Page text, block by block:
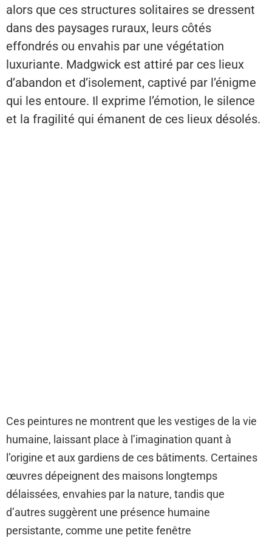
alors que ces structures solitaires se dressent
dans des paysages ruraux, leurs côtés
effondrés ou envahis par une végétation
luxuriante. Madgwick est attiré par ces lieux
d’abandon et d’isolement, captivé par l’énigme
qui les entoure. Il exprime l’émotion, le silence
et la fragilité qui émanent de ces lieux désolés.
Ces peintures ne montrent que les vestiges de la vie
humaine, laissant place à l’imagination quant à
l’origine et aux gardiens de ces bâtiments. Certaines
œuvres dépeignent des maisons longtemps
délaissées, envahies par la nature, tandis que
d’autres suggèrent une présence humaine
persistante, comme une petite fenêtre